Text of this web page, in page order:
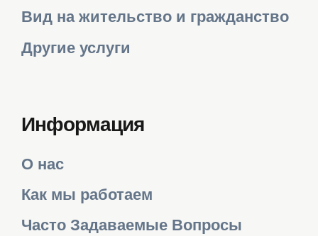
Вид на жительство и гражданство
Другие услуги
Информация
О нас
Как мы работаем
Часто Задаваемые Вопросы